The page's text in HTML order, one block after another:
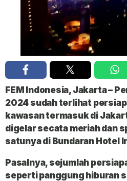
FEM Indonesia, Jakarta–
2024 sudah terlihat
kawasan termasuk di
digelar secata meriah dan
satunya di Bundaran Hotel
Pasalnya, sejumlah
seperti panggung hiburan